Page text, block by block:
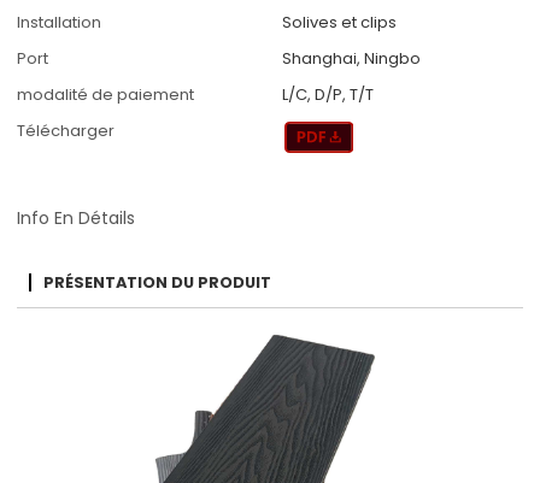
Installation
Solives et clips
Port
Shanghai, Ningbo
modalité de paiement
L/C, D/P, T/T
Télécharger
Info En Détails
PRÉSENTATION DU PRODUIT